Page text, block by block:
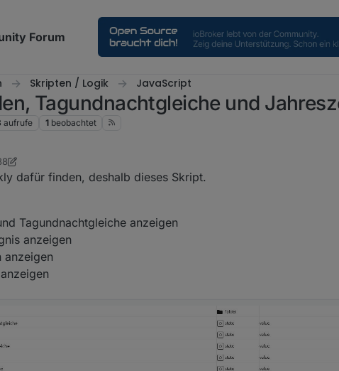
Forum
Skripten / Logik JavaScript
Tagundnachtgleiche und
aufrufe 1 beobachtet
dafür finden, deshalb dieses Skript.
Tagundnachtgleiche anzeigen
anzeigen
anzeigen